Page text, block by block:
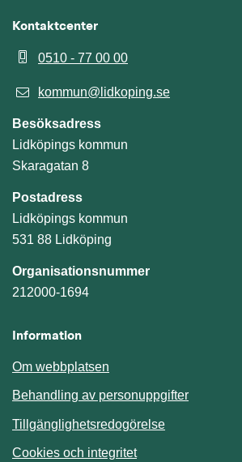
Kontaktcenter
0510 - 77 00 00
kommun@lidkoping.se
Besöksadress
Lidköpings kommun
Skaragatan 8
Postadress
Lidköpings kommun
531 88 Lidköping
Organisationsnummer
212000-1694
Information
Om webbplatsen
Behandling av personuppgifter
Tillgänglighetsredogörelse
Cookies och integritet